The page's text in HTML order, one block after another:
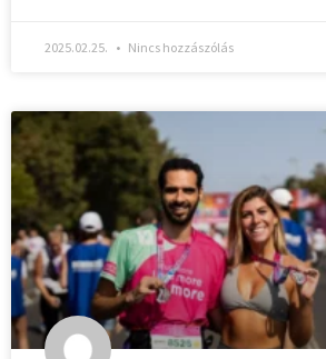
2025.02.25. Nincs hozzászólás